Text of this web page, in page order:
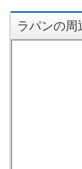
ラパンの周